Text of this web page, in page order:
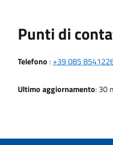
Punti di
Telefono : +39 085
Ultimo aggiornamento: 30